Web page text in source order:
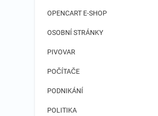
OPENCART E-SHOP
OSOBNÍ STRÁNKY
PIVOVAR
POČÍTAČE
PODNIKÁNÍ
POLITIKA